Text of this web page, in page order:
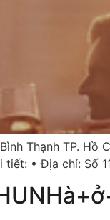
Thạnh TP.
tiết: • Địa chỉ: Số